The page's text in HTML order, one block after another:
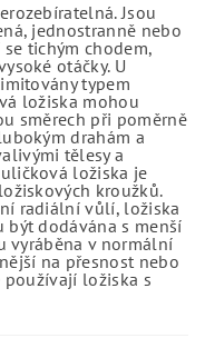
Jsou
jednostranně nebo
tichým chodem,
otáčky. U
typem
ložiska mohou
směrech při poměrně
drahám a
tělesy a
ložiska je
kroužků.
radiální vůlí, ložiska
dodávána s menší
vyráběna v normální
na přesnost nebo
používají ložiska s